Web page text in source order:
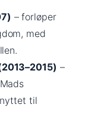
– forløper
med
–
til